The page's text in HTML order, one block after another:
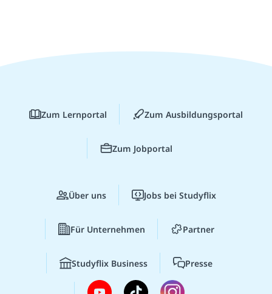
Zum Lernportal Zum Ausbildungsportal
Zum Jobportal
Über uns Jobs bei Studyflix
Für Unternehmen Partner
Studyflix Business Presse